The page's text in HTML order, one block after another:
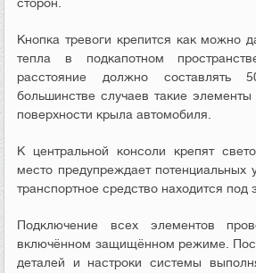
Кнопка тревоги крепится как можно
тепла в подкапотном
расстояние должно составлять
большинстве случаев такие элементы
поверхности крыла автомобиля.
К центральной консоли крепят
место предупреждает потенциальных
транспортное средство находится под
Подключение всех элементов
включённом защищённом режиме.
деталей и настроки системы